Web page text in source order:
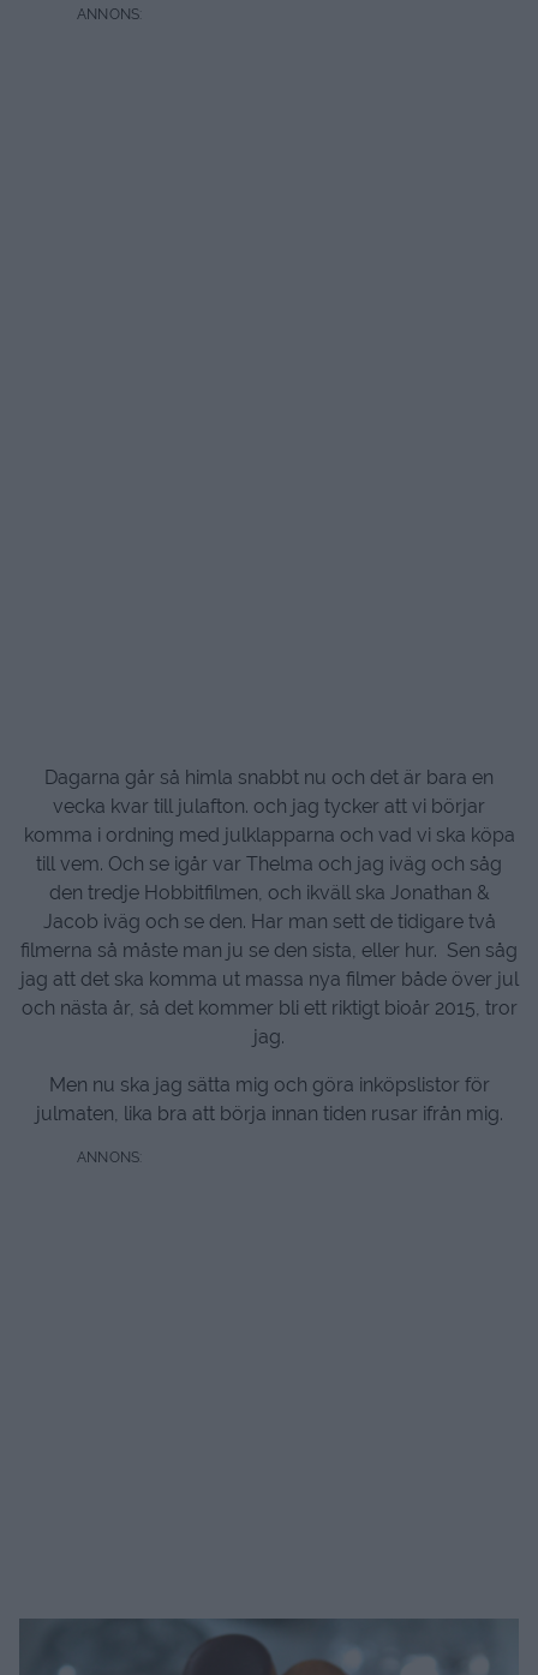
Dagarna går så himla snabbt nu och det är bara en
vecka kvar till julafton. och jag tycker att vi börjar
komma i ordning med julklapparna och vad vi ska köpa
till vem. Och se igår var Thelma och jag iväg och såg
den tredje Hobbitfilmen, och ikväll ska Jonathan &
Jacob iväg och se den. Har man sett de tidigare två
filmerna så måste man ju se den sista, eller hur. Sen såg
jag att det ska komma ut massa nya filmer både över jul
och nästa år, så det kommer bli ett riktigt bioår 2015, tror
jag.
Men nu ska jag sätta mig och göra inköpslistor för
julmaten, lika bra att börja innan tiden rusar ifrån mig.